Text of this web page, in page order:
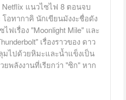
Netflix แนวไซไฟ 8 ตอนจบ
อทากาคิ นักเขียนมังงะชื่อดัง
ฟเรื่อง "Moonlight Mile" และ
เรื่องราวของ ดาว
ไปด้วยหิมะและน้ำแข็งเป็น
พลังงานที่เรียกว่า "ซิก" หาก